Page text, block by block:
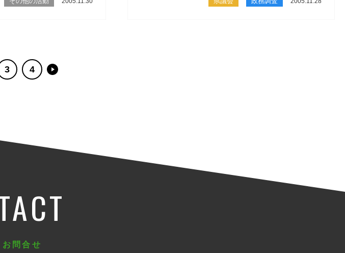
3 4
お問合せ